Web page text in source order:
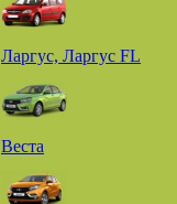
Ларгус, Ларгус FL
Веста